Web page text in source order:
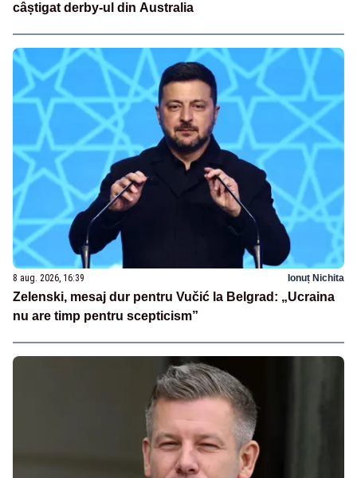
câștigat derby-ul din Australia
8 aug. 2026, 16:39 Ionuț Nichita
Zelenski, mesaj dur pentru Vučić la Belgrad: „Ucraina
nu are timp pentru scepticism”